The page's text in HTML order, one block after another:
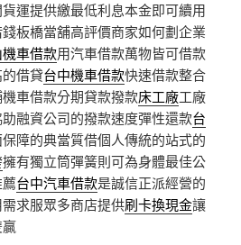
運提供繳最低利息本金即可續用
板橋當舖高評價商家如何劃企業
車借款用汽車借款萬物皆可借款
借貸台中機車借款快速借款整合
車借款分期貸款撥款床工廠工廠
融資公司的撥款速度彈性還款台
障的典當質借個人傳統的站式的
擁有獨立筒彈簧則可為身體最佳公
台中汽車借款是誠信正派經營的
求服眾多商店提供刷卡換現金讓